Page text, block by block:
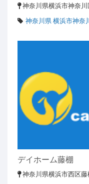
神奈川県横浜市神奈
神奈川県 横浜市神奈
デイホーム藤棚
神奈川県横浜市西区